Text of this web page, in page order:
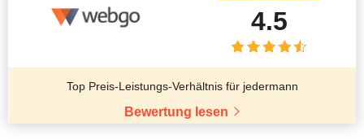
4.5
Top Preis-Leistungs-Verhältnis für jedermann
Bewertung lesen